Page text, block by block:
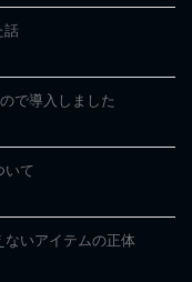
話
で導入しました
いて
ないアイテムの正体